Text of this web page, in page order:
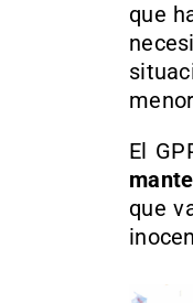
que
El
que